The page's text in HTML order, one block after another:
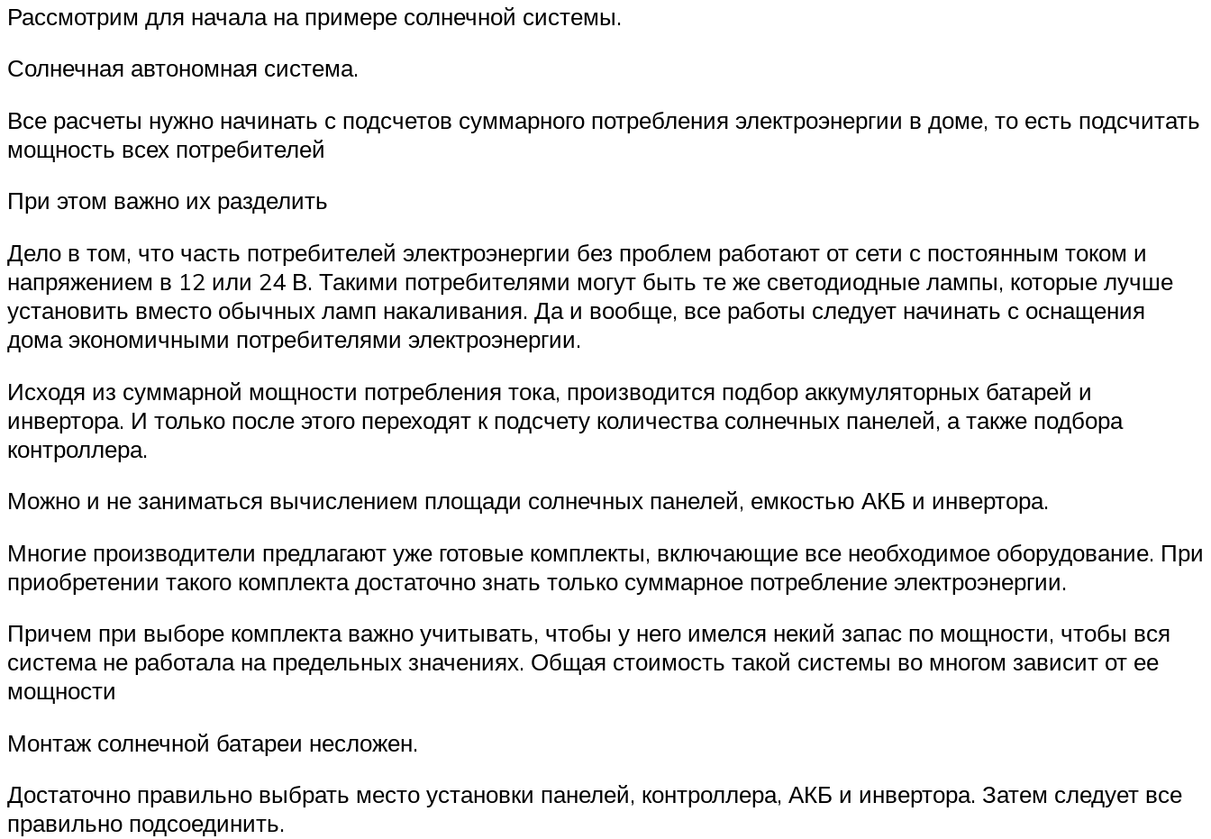
Рассмотрим для начала на примере солнечной системы.
Солнечная автономная система.
Все расчеты нужно начинать с подсчетов суммарного потребления электроэнергии в доме, то есть подсчитать
мощность всех потребителей
При этом важно их разделить
Дело в том, что часть потребителей электроэнергии без проблем работают от сети с постоянным током и
напряжением в 12 или 24 В. Такими потребителями могут быть те же светодиодные лампы, которые лучше
установить вместо обычных ламп накаливания. Да и вообще, все работы следует начинать с оснащения
дома экономичными потребителями электроэнергии.
Исходя из суммарной мощности потребления тока, производится подбор аккумуляторных батарей и
инвертора. И только после этого переходят к подсчету количества солнечных панелей, а также подбора
контроллера.
Можно и не заниматься вычислением площади солнечных панелей, емкостью АКБ и инвертора.
Многие производители предлагают уже готовые комплекты, включающие все необходимое оборудование. При
приобретении такого комплекта достаточно знать только суммарное потребление электроэнергии.
Причем при выборе комплекта важно учитывать, чтобы у него имелся некий запас по мощности, чтобы вся
система не работала на предельных значениях. Общая стоимость такой системы во многом зависит от ее
мощности
Монтаж солнечной батареи несложен.
Достаточно правильно выбрать место установки панелей, контроллера, АКБ и инвертора. Затем следует все
правильно подсоединить.